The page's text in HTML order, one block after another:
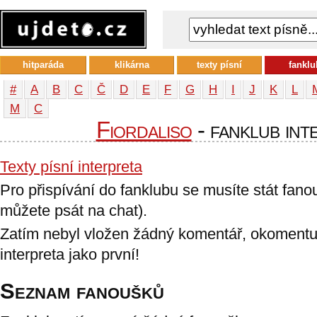
# A B C Č D E F G H I J K L
М
С
Fiordaliso- fanklub
Texty písní interpreta
Pro přispívání do fanklubu se musíte stát
můžete psát na chat).
Zatím nebyl vložen žádný komentář,
interpreta jako první!
Seznam fanoušků
hitparáda klikárna texty písní